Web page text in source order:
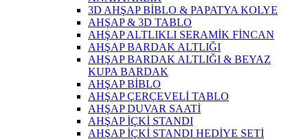
3D AHŞAP BİBLO & PAPATYA KOLYE
AHŞAP & 3D TABLO
AHŞAP ALTLIKLI SERAMİK FİNCAN
AHŞAP BARDAK ALTLIĞI
AHŞAP BARDAK ALTLIĞI & BEYAZ
KUPA BARDAK
AHŞAP BİBLO
AHŞAP ÇERÇEVELİ TABLO
AHŞAP DUVAR SAATİ
AHŞAP İÇKİ STANDI
AHŞAP İÇKİ STANDI HEDİYE SETİ